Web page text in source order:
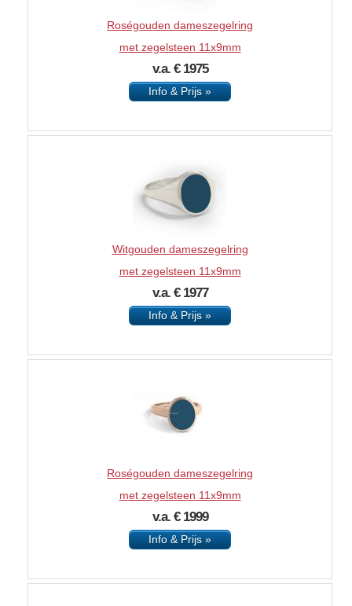
Roségouden dameszegelring
met zegelsteen 11x9mm
v.a. € 1975
Info & Prijs »
Witgouden dameszegelring
met zegelsteen 11x9mm
v.a. € 1977
Info & Prijs »
Roségouden dameszegelring
met zegelsteen 11x9mm
v.a. € 1999
Info & Prijs »